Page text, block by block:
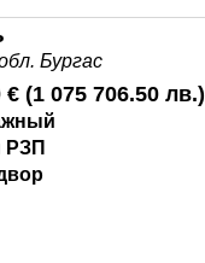
Бургас
€ (1 075 706.50 лв.)
РЗП